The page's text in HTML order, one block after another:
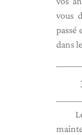
vous
passé
dans